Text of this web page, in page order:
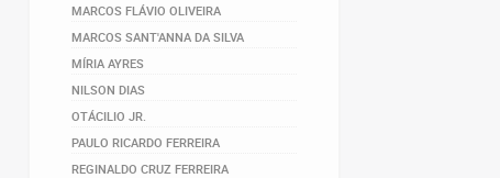
MARCOS FLÁVIO OLIVEIRA
MARCOS SANT'ANNA DA SILVA
MÍRIA AYRES
NILSON DIAS
OTÁCILIO JR.
PAULO RICARDO FERREIRA
REGINALDO CRUZ FERREIRA